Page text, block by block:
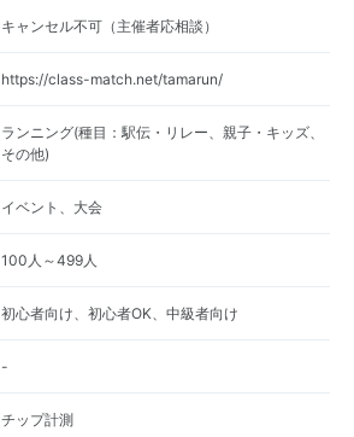
キャンセル不可（主催者応相談）
https://class-match.net/tamarun/
ランニング(種目：駅伝・リレー、親子・キッズ、
その他)
イベント、大会
100人～499人
初心者向け、初心者OK、中級者向け
-
チップ計測